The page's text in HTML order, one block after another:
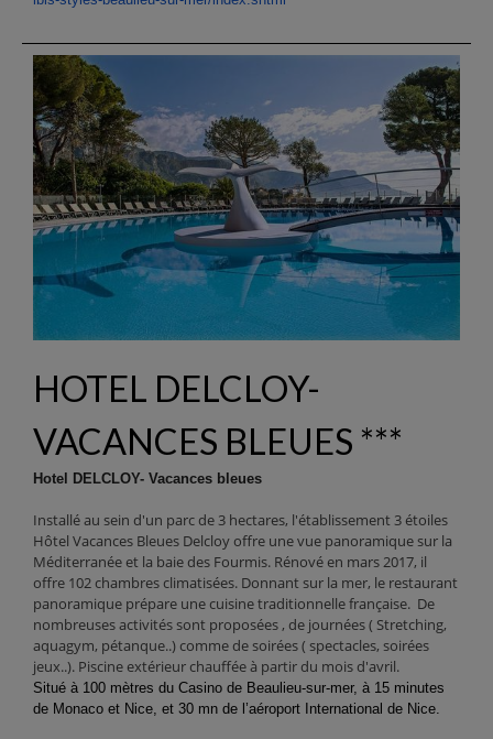
HOTEL DELCLOY-
VACANCES BLEUES ***
Hotel DELCLOY- Vacances bleues
Installé au sein d'un parc de 3 hectares, l'établissement 3 étoiles
Hôtel Vacances Bleues Delcloy offre une vue panoramique sur la
Méditerranée et la baie des Fourmis. Rénové en mars 2017, il
offre 102 chambres climatisées. Donnant sur la mer, le restaurant
panoramique prépare une cuisine traditionnelle française. De
nombreuses activités sont proposées , de journées( Stretching,
aquagym, pétanque..) comme de soirées ( spectacles, soirées
jeux..). Piscine extérieur chauffée à partir du mois d'avril.
Situé à 100 mètres du Casino de Beaulieu-sur-mer, à 15 minutes
de Monaco et Nice, et 30 mn de l’aéroport International de Nice.